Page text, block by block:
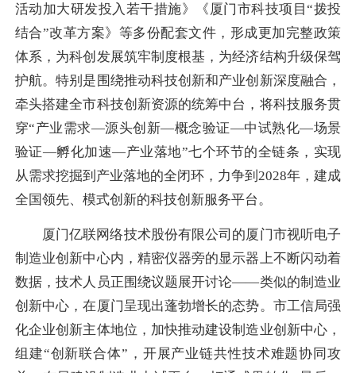
活动加大研发投入若干措施》《厦门市科技项目“拨投
结合”改革方案》等多份配套文件，形成更加完整政策
体系，为科创发展筑牢制度根基，为经济结构升级保驾
护航。特别是围绕推动科技创新和产业创新深度融合，
牵头搭建全市科技创新资源的统筹中台，将科技服务贯
穿“产业需求—源头创新—概念验证—中试熟化—场景
验证—孵化加速—产业落地”七个环节的全链条，实现
从需求挖掘到产业落地的全闭环，力争到2028年，建成
全国领先、模式创新的科技创新服务平台。
厦门亿联网络技术股份有限公司的厦门市视听电子
制造业创新中心内，精密仪器旁的显示器上不断闪动着
数据，技术人员正围绕议题展开讨论——类似的制造业
创新中心，在厦门呈现出蓬勃增长的态势。市工信局强
化企业创新主体地位，加快推动建设制造业创新中心，
组建“创新联合体”，开展产业链共性技术难题协同攻